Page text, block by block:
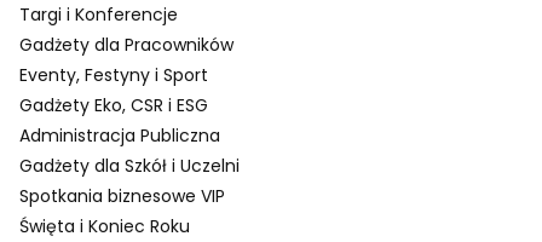
Targi i Konferencje
Gadżety dla Pracowników
Eventy, Festyny i Sport
Gadżety Eko, CSR i ESG
Administracja Publiczna
Gadżety dla Szkół i Uczelni
Spotkania biznesowe VIP
Święta i Koniec Roku